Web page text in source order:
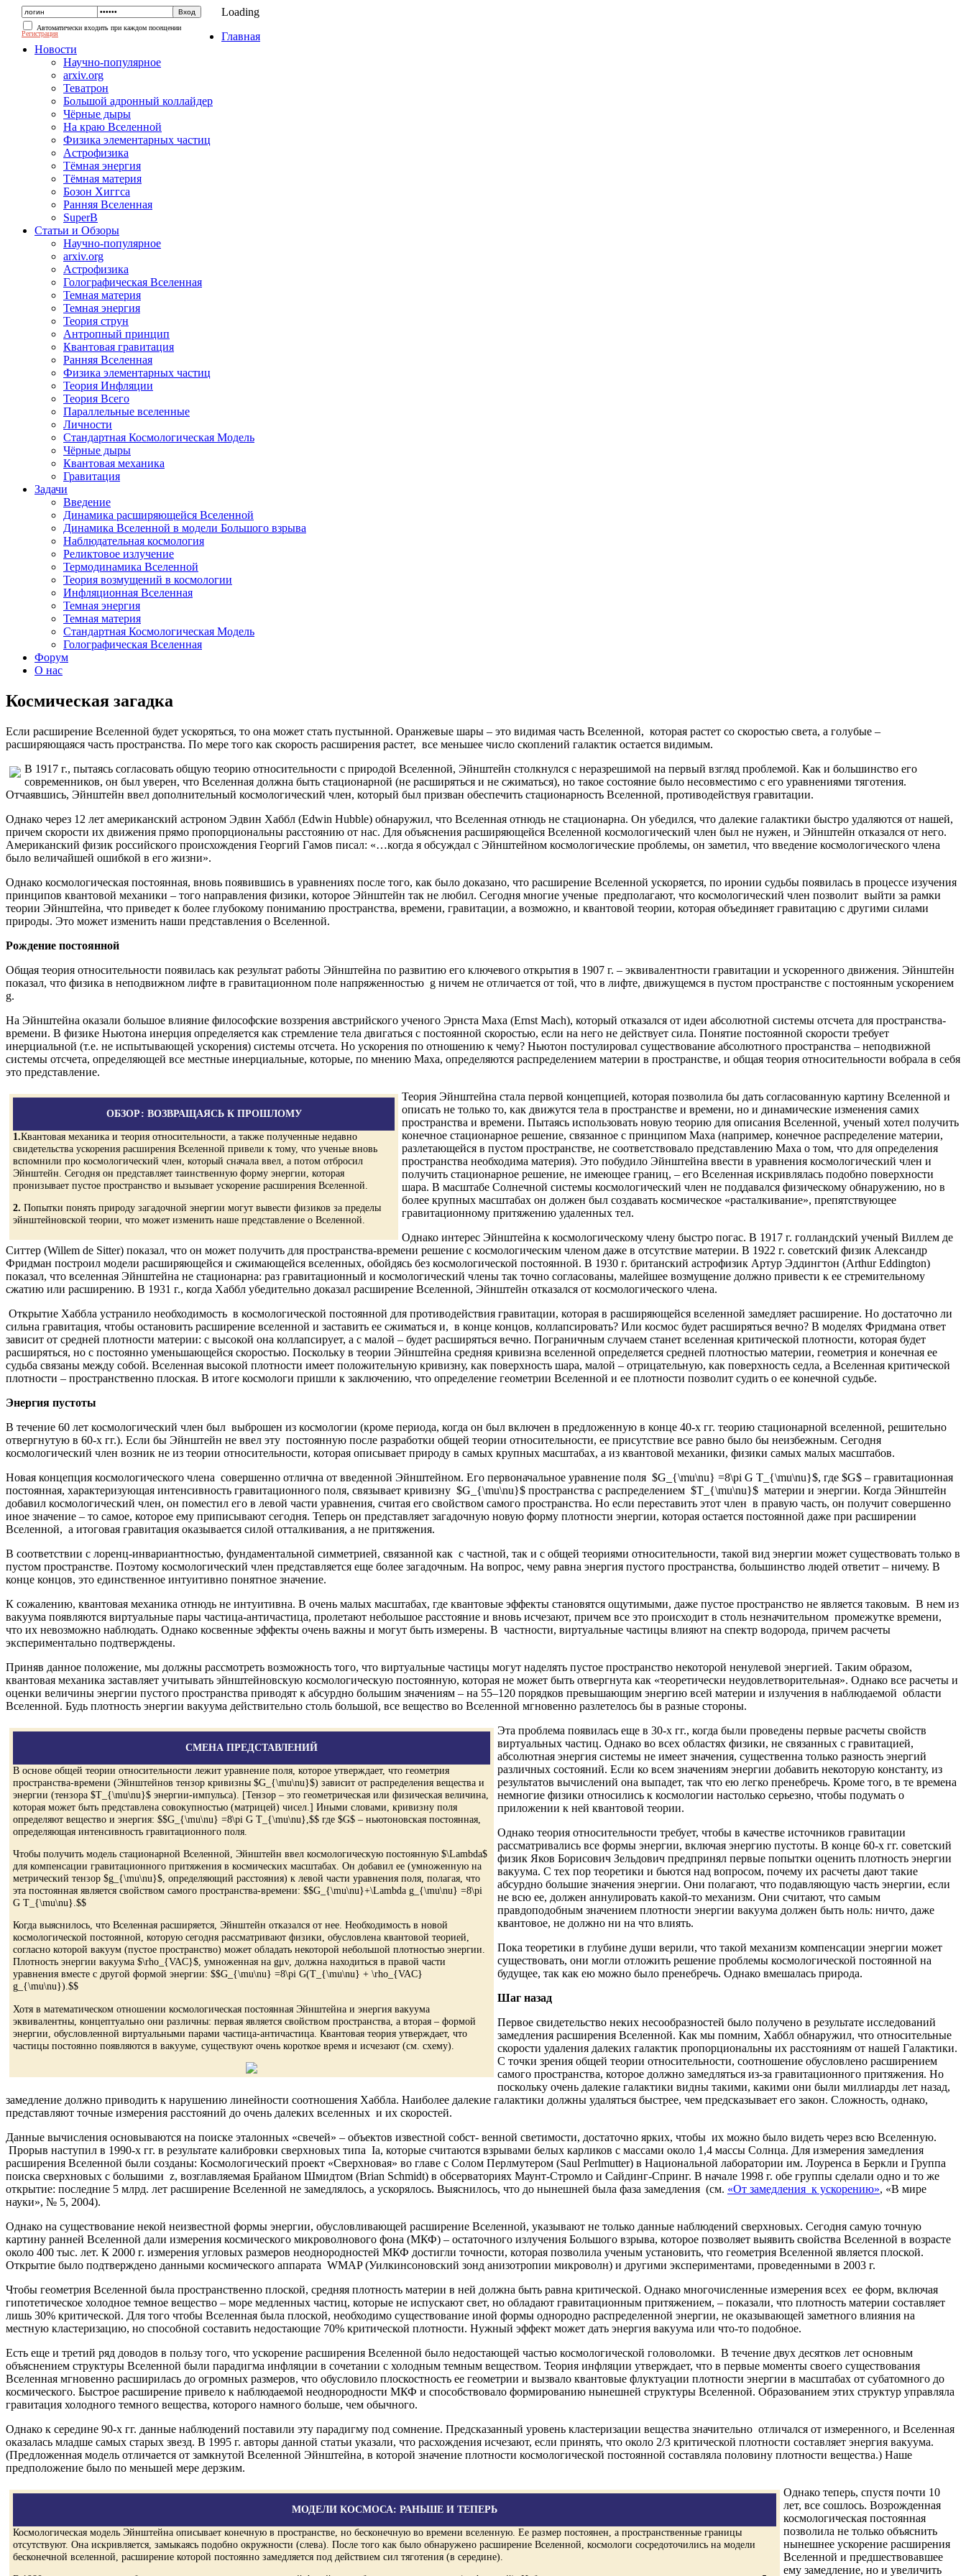
Автоматически входить при каждом посещении
Регистрация
Loading
Главная
Новости
Научно-популярное
arxiv.org
Теватрон
Большой адронный коллайдер
Чёрные дыры
На краю Вселенной
Физика элементарных частиц
Астрофизика
Тёмная энергия
Тёмная материя
Бозон Хиггса
Ранняя Вселенная
SuperB
Статьи и Обзоры
Научно-популярное
arxiv.org
Астрофизика
Голографическая Вселенная
Темная материя
Темная энергия
Теория струн
Антропный принцип
Квантовая гравитация
Ранняя Вселенная
Физика элементарных частиц
Теория Инфляции
Теория Всего
Параллельные вселенные
Личности
Стандартная Космологическая Модель
Чёрные дыры
Квантовая механика
Гравитация
Задачи
Введение
Динамика расширяющейся Вселенной
Динамика Вселенной в модели Большого взрыва
Наблюдательная космология
Реликтовое излучение
Термодинамика Вселенной
Теория возмущений в космологии
Инфляционная Вселенная
Темная энергия
Темная материя
Стандартная Космологическая Модель
Голографическая Вселенная
Форум
О нас
Космическая загадка
Если расширение Вселенной будет ускоряться, то она может стать пустынной. Оранжевые шары – это видимая часть Вселенной, которая растет со скоростью света, а голубые –
расширяющаяся часть пространства. По мере того как скорость расширения растет, все меньшее число скоплений галактик остается видимым.
В 1917 г., пытаясь согласовать общую теорию относительности с природой Вселенной, Эйнштейн столкнулся с неразрешимой на первый взгляд проблемой. Как и большинство его
современников, он был уверен, что Вселенная должна быть стационарной (не расширяться и не сжиматься), но такое состояние было несовместимо с его уравнениями тяготения.
Отчаявшись, Эйнштейн ввел дополнительный космологический член, который был призван обеспечить стационарность Вселенной, противодействуя гравитации.
Однако через 12 лет американский астроном Эдвин Хаббл (Edwin Hubble) обнаружил, что Вселенная отнюдь не стационарна. Он убедился, что далекие галактики быстро удаляются от нашей,
причем скорости их движения прямо пропорциональны расстоянию от нас. Для объяснения расширяющейся Вселенной космологический член был не нужен, и Эйнштейн отказался от него.
Американский физик российского происхождения Георгий Гамов писал: «…когда я обсуждал с Эйнштейном космологические проблемы, он заметил, что введение космологического члена
было величайшей ошибкой в его жизни».
Однако космологическая постоянная, вновь появившись в уравнениях после того, как было доказано, что расширение Вселенной ускоряется, по иронии судьбы появилась в процессе изучения
принципов квантовой механики – того направления физики, которое Эйнштейн так не любил. Сегодня многие ученые предполагают, что космологический член позволит выйти за рамки
теории Эйнштейна, что приведет к более глубокому пониманию пространства, времени, гравитации, а возможно, и квантовой теории, которая объединяет гравитацию с другими силами
природы. Это может изменить наши представления о Вселенной.
Рождение постоянной
Общая теория относительности появилась как результат работы Эйнштейна по развитию его ключевого открытия в 1907 г. – эквивалентности гравитации и ускоренного движения. Эйнштейн
показал, что физика в неподвижном лифте в гравитационном поле напряженностью g ничем не отличается от той, что в лифте, движущемся в пустом пространстве с постоянным ускорением
g.
На Эйнштейна оказали большое влияние философские воззрения австрийского ученого Эрнста Маха (Ernst Mach), который отказался от идеи абсолютной системы отсчета для пространства-
времени. В физике Ньютона инерция определяется как стремление тела двигаться с постоянной скоростью, если на него не действует сила. Понятие постоянной скорости требует
инерциальной (т.е. не испытывающей ускорения) системы отсчета. Но ускорения по отношению к чему? Ньютон постулировал существование абсолютного пространства – неподвижной
системы отсчета, определяющей все местные инерциальные, которые, по мнению Маха, определяются распределением материи в пространстве, и общая теория относительности вобрала в себя
это представление.
ОБЗОР: ВОЗВРАЩАЯСЬ К ПРОШЛОМУ
1.Квантовая механика и теория относительности, а также полученные недавно
свидетельства ускорения расширения Вселенной привели к тому, что ученые вновь
вспомнили про космологический член, который сначала ввел, а потом отбросил
Эйнштейн. Сегодня он представляет таинственную форму энергии, которая
пронизывает пустое пространство и вызывает ускорение расширения Вселенной.
2. Попытки понять природу загадочной энергии могут вывести физиков за пределы
эйнштейновской теории, что может изменить наше представление о Вселенной.
Теория Эйнштейна стала первой концепцией, которая позволила бы дать согласованную картину Вселенной и
описать не только то, как движутся тела в пространстве и времени, но и динамические изменения самих
пространства и времени. Пытаясь использовать новую теорию для описания Вселенной, ученый хотел получить
конечное стационарное решение, связанное с принципом Маха (например, конечное распределение материи,
разлетающейся в пустом пространстве, не соответствовало представлению Маха о том, что для определения
пространства необходима материя). Это побудило Эйнштейна ввести в уравнения космологический член и
получить стационарное решение, не имеющее границ, – его Вселенная искривлялась подобно поверхности
шара. В масштабе Солнечной системы космологический член не поддавался физическому обнаружению, но в
более крупных масштабах он должен был создавать космическое «расталкивание», препятствующее
гравитационному притяжению удаленных тел.
Однако интерес Эйнштейна к космологическому члену быстро погас. В 1917 г. голландский ученый Виллем де
Ситтер (Willem de Sitter) показал, что он может получить для пространства-времени решение с космологическим членом даже в отсутствие материи. В 1922 г. советский физик Александр
Фридман построил модели расширяющейся и сжимающейся вселенных, обойдясь без космологической постоянной. В 1930 г. британский астрофизик Артур Эддингтон (Arthur Eddington)
показал, что вселенная Эйнштейна не стационарна: раз гравитационный и космологический члены так точно согласованы, малейшее возмущение должно привести к ее стремительному
сжатию или расширению. В 1931 г., когда Хаббл убедительно доказал расширение Вселенной, Эйнштейн отказался от космологического члена.
Открытие Хаббла устранило необходимость в космологической постоянной для противодействия гравитации, которая в расширяющейся вселенной замедляет расширение. Но достаточно ли
сильна гравитация, чтобы остановить расширение вселенной и заставить ее сжиматься и, в конце концов, коллапсировать? Или космос будет расширяться вечно? В моделях Фридмана ответ
зависит от средней плотности материи: с высокой она коллапсирует, а с малой – будет расширяться вечно. Пограничным случаем станет вселенная критической плотности, которая будет
расширяться, но с постоянно уменьшающейся скоростью. Поскольку в теории Эйнштейна средняя кривизна вселенной определяется средней плотностью материи, геометрия и конечная ее
судьба связаны между собой. Вселенная высокой плотности имеет положительную кривизну, как поверхность шара, малой – отрицательную, как поверхность седла, а Вселенная критической
плотности – пространственно плоская. В итоге космологи пришли к заключению, что определение геометрии Вселенной и ее плотности позволит судить о ее конечной судьбе.
Энергия пустоты
В течение 60 лет космологический член был выброшен из космологии (кроме периода, когда он был включен в предложенную в конце 40-х гг. теорию стационарной вселенной, решительно
отвергнутую в 60-х гг.). Если бы Эйнштейн не ввел эту постоянную после разработки общей теории относительности, ее присутствие все равно было бы неизбежным. Сегодня
космологический член возник не из теории относительности, которая описывает природу в самых крупных масштабах, а из квантовой механики, физики самых малых масштабов.
Новая концепция космологического члена совершенно отлична от введенной Эйнштейном. Его первоначальное уравнение поля $G_{\mu\nu} =8\pi G T_{\mu\nu}$, где $G$ – гравитационная
постоянная, характеризующая интенсивность гравитационного поля, связывает кривизну $G_{\mu\nu}$ пространства с распределением $T_{\mu\nu}$ материи и энергии. Когда Эйнштейн
добавил космологический член, он поместил его в левой части уравнения, считая его свойством самого пространства. Но если переставить этот член в правую часть, он получит совершенно
иное значение – то самое, которое ему приписывают сегодня. Теперь он представляет загадочную новую форму плотности энергии, которая остается постоянной даже при расширении
Вселенной, а итоговая гравитация оказывается силой отталкивания, а не притяжения.
В соответствии с лоренц-инвариантностью, фундаментальной симметрией, связанной как с частной, так и с общей теориями относительности, такой вид энергии может существовать только в
пустом пространстве. Поэтому космологический член представляется еще более загадочным. На вопрос, чему равна энергия пустого пространства, большинство людей ответит – ничему. В
конце концов, это единственное интуитивно понятное значение.
К сожалению, квантовая механика отнюдь не интуитивна. В очень малых масштабах, где квантовые эффекты становятся ощутимыми, даже пустое пространство не является таковым. В нем из
вакуума появляются виртуальные пары частица-античастица, пролетают небольшое расстояние и вновь исчезают, причем все это происходит в столь незначительном промежутке времени,
что их невозможно наблюдать. Однако косвенные эффекты очень важны и могут быть измерены. В частности, виртуальные частицы влияют на спектр водорода, причем расчеты
экспериментально подтверждены.
Приняв данное положение, мы должны рассмотреть возможность того, что виртуальные частицы могут наделять пустое пространство некоторой ненулевой энергией. Таким образом,
квантовая механика заставляет учитывать эйнштейновскую космологическую постоянную, которая не может быть отвергнута как «теоретически неудовлетворительная». Однако все расчеты и
оценки величины энергии пустого пространства приводят к абсурдно большим значениям – на 55–120 порядков превышающим энергию всей материи и излучения в наблюдаемой области
Вселенной. Будь плотность энергии вакуума действительно столь большой, все вещество во Вселенной мгновенно разлетелось бы в разные стороны.
СМЕНА ПРЕДСТАВЛЕНИЙ
В основе общей теории относительности лежит уравнение поля, которое утверждает, что геометрия
пространства-времени (Эйнштейнов тензор кривизны $G_{\mu\nu}$) зависит от распределения вещества и
энергии (тензора $T_{\mu\nu}$ энергии-импульса). [Тензор – это геометрическая или физическая величина,
которая может быть представлена совокупностью (матрицей) чисел.] Иными словами, кривизну поля
определяют вещество и энергия: $$G_{\mu\nu} =8\pi G T_{\mu\nu},$$ где $G$ – ньютоновская постоянная,
определяющая интенсивность гравитационного поля.
Чтобы получить модель стационарной Вселенной, Эйнштейн ввел космологическую постоянную $\Lambda$
для компенсации гравитационного притяжения в космических масштабах. Он добавил ее (умноженную на
метрический тензор $g_{\mu\nu}$, определяющий расстояния) к левой части уравнения поля, полагая, что
эта постоянная является свойством самого пространства-времени: $$G_{\mu\nu}+\Lambda g_{\mu\nu} =8\pi
G T_{\mu\nu}.$$
Когда выяснилось, что Вселенная расширяется, Эйнштейн отказался от нее. Необходимость в новой
космологической постоянной, которую сегодня рассматривают физики, обусловлена квантовой теорией,
согласно которой вакуум (пустое пространство) может обладать некоторой небольшой плотностью энергии.
Плотность энергии вакуума $\rho_{VAC}$, умноженная на gμν, должна находиться в правой части
уравнения вместе с другой формой энергии: $$G_{\mu\nu} =8\pi G(T_{\mu\nu} + \rho_{VAC}
g_{\mu\nu}).$$
Хотя в математическом отношении космологическая постоянная Эйнштейна и энергия вакуума
эквивалентны, концептуально они различны: первая является свойством пространства, а вторая – формой
энергии, обусловленной виртуальными парами частица-античастица. Квантовая теория утверждает, что
частицы постоянно появляются в вакууме, существуют очень короткое время и исчезают (см. схему).
Эта проблема появилась еще в 30-х гг., когда были проведены первые расчеты свойств
виртуальных частиц. Однако во всех областях физики, не связанных с гравитацией,
абсолютная энергия системы не имеет значения, существенна только разность энергий
различных состояний. Если ко всем значениям энергии добавить некоторую константу, из
результатов вычислений она выпадет, так что ею легко пренебречь. Кроме того, в те времена
немногие физики относились к космологии настолько серьезно, чтобы подумать о
приложении к ней квантовой теории.
Однако теория относительности требует, чтобы в качестве источников гравитации
рассматривались все формы энергии, включая энергию пустоты. В конце 60-х гг. советский
физик Яков Борисович Зельдович предпринял первые попытки оценить плотность энергии
вакуума. С тех пор теоретики и бьются над вопросом, почему их расчеты дают такие
абсурдно большие значения энергии. Они полагают, что подавляющую часть энергии, если
не всю ее, должен аннулировать какой-то механизм. Они считают, что самым
правдоподобным значением плотности энергии вакуума должен быть ноль: ничто, даже
квантовое, не должно ни на что влиять.
Пока теоретики в глубине души верили, что такой механизм компенсации энергии может
существовать, они могли отложить решение проблемы космологической постоянной на
будущее, так как ею можно было пренебречь. Однако вмешалась природа.
Шаг назад
Первое свидетельство неких несообразностей было получено в результате исследований
замедления расширения Вселенной. Как мы помним, Хаббл обнаружил, что относительные
скорости удаления далеких галактик пропорциональны их расстояниям от нашей Галактики.
С точки зрения общей теории относительности, соотношение обусловлено расширением
самого пространства, которое должно замедляться из-за гравитационного притяжения. Но
поскольку очень далекие галактики видны такими, какими они были миллиарды лет назад,
замедление должно приводить к нарушению линейности соотношения Хаббла. Наиболее далекие галактики должны удаляться быстрее, чем предсказывает его закон. Сложность, однако,
представляют точные измерения расстояний до очень далеких вселенных и их скоростей.
Данные вычисления основываются на поиске эталонных «свечей» – объектов известной собст- венной светимости, достаточно ярких, чтобы их можно было видеть через всю Вселенную.
Прорыв наступил в 1990-х гг. в результате калибровки сверхновых типа Ia, которые считаются взрывами белых карликов с массами около 1,4 массы Солнца. Для измерения замедления
расширения Вселенной были созданы: Космологический проект «Сверхновая» во главе с Солом Перлмутером (Saul Perlmutter) в Национальной лаборатории им. Лоуренса в Беркли и Группа
поиска сверхновых с большими z, возглавляемая Брайаном Шмидтом (Brian Schmidt) в обсерваториях Маунт-Стромло и Сайдинг-Спринг. В начале 1998 г. обе группы сделали одно и то же
открытие: последние 5 млрд. лет расширение Вселенной не замедлялось, а ускорялось. Выяснилось, что до нынешней была фаза замедления (см. «От замедления к ускорению», «В мире
науки», № 5, 2004).
Однако на существование некой неизвестной формы энергии, обусловливающей расширение Вселенной, указывают не только данные наблюдений сверхновых. Сегодня самую точную
картину ранней Вселенной дали измерения космического микроволнового фона (МКФ) – остаточного излучения Большого взрыва, которое позволяет выявить свойства Вселенной в возрасте
около 400 тыс. лет. К 2000 г. измерения угловых размеров неоднородностей МКФ достигли точности, которая позволила ученым установить, что геометрия Вселенной является плоской.
Открытие было подтверждено данными космического аппарата WMAP (Уилкинсоновский зонд анизотропии микроволн) и другими экспериментами, проведенными в 2003 г.
Чтобы геометрия Вселенной была пространственно плоской, средняя плотность материи в ней должна быть равна критической. Однако многочисленные измерения всех ее форм, включая
гипотетическое холодное темное вещество – море медленных частиц, которые не испускают свет, но обладают гравитационным притяжением, – показали, что плотность материи составляет
лишь 30% критической. Для того чтобы Вселенная была плоской, необходимо существование иной формы однородно распределенной энергии, не оказывающей заметного влияния на
местную кластеризацию, но способной составить недостающие 70% критической плотности. Нужный эффект может дать энергия вакуума или что-то подобное.
Есть еще и третий ряд доводов в пользу того, что ускорение расширения Вселенной было недостающей частью космологической головоломки. В течение двух десятков лет основным
объяснением структуры Вселенной были парадигма инфляции в сочетании с холодным темным веществом. Теория инфляции утверждает, что в первые моменты своего существования
Вселенная мгновенно расширилась до огромных размеров, что обусловило плоскостность ее геометрии и вызвало квантовые флуктуации плотности энергии в масштабах от субатомного до
космического. Быстрое расширение привело к наблюдаемой неоднородности МКФ и способствовало формированию нынешней структуры Вселенной. Образованием этих структур управляла
гравитация холодного темного вещества, которого намного больше, чем обычного.
Однако к середине 90-х гг. данные наблюдений поставили эту парадигму под сомнение. Предсказанный уровень кластеризации вещества значительно отличался от измеренного, и Вселенная
оказалась младше самых старых звезд. В 1995 г. авторы данной статьи указали, что расхождения исчезают, если принять, что около 2/3 критической плотности составляет энергия вакуума.
(Предложенная модель отличается от замкнутой Вселенной Эйнштейна, в которой значение плотности космологической постоянной составляла половину плотности вещества.) Наше
предположение было по меньшей мере дерзким.
МОДЕЛИ КОСМОСА: РАНЬШЕ И ТЕПЕРЬ
Космологическая модель Эйнштейна описывает конечную в пространстве, но бесконечную во времени вселенную. Ее размер постоянен, а пространственные границы
отсутствуют. Она искривляется, замыкаясь подобно окружности (слева). После того как было обнаружено расширение Вселенной, космологи сосредоточились на модели
бесконечной вселенной, расширение которой постоянно замедляется под действием сил тяготения (в середине).
Однако теперь, спустя почти 10
лет, все сошлось. Возрожденная
космологическая постоянная
позволила не только объяснить
нынешнее ускорение расширения
Вселенной и предшествовавшее
ему замедление, но и увеличить